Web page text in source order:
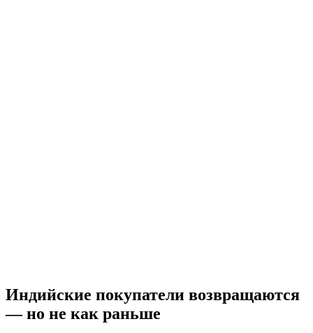
Индийские покупатели возвращаются
— но не как раньше